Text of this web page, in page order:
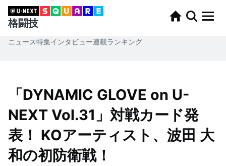
格闘技
ニュース特集インタビュー連載ランキング
「DYNAMIC GLOVE on U-
NEXT Vol.31」対戦カード発
表！ KOアーティスト、波田 大
和の初防衛戦！